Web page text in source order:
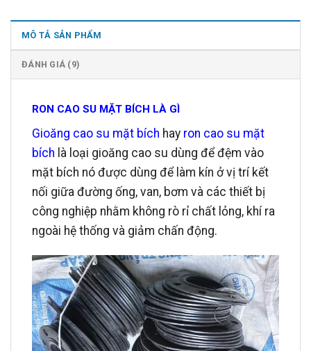
MÔ TẢ SẢN PHẨM
ĐÁNH GIÁ (9)
RON CAO SU MẶT BÍCH LÀ GÌ
Gioăng cao su mặt bích hay ron cao su mặt
bích là loại gioăng cao su dùng để đệm vào
mặt bích nó được dùng để làm kín ở vị trí kết
nối giữa đường ống, van, bơm và các thiết bị
công nghiệp nhằm không rò rỉ chất lỏng, khí ra
ngoài hệ thống và giảm chấn động.